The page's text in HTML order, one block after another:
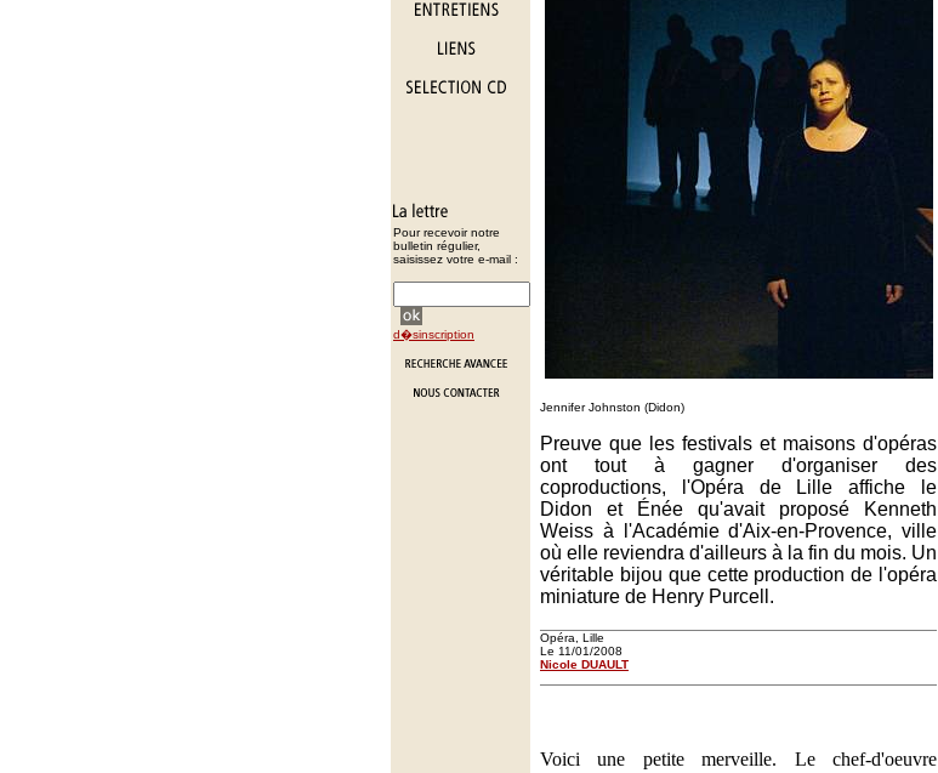
Pour recevoir notre
bulletin régulier,
saisissez votre e-mail :
d�sinscription
Jennifer Johnston (Didon)
Preuve que les festivals et maisons d'opéras
ont tout à gagner d'organiser des
coproductions, l'Opéra de Lille affiche le
Didon et Énée qu'avait proposé Kenneth
Weiss à l'Académie d'Aix-en-Provence, ville
où elle reviendra d'ailleurs à la fin du mois. Un
véritable bijou que cette production de l'opéra
miniature de Henry Purcell.
Opéra, Lille
Le 11/01/2008
Nicole DUAULT
Voici une petite merveille. Le chef-d'oeuvre